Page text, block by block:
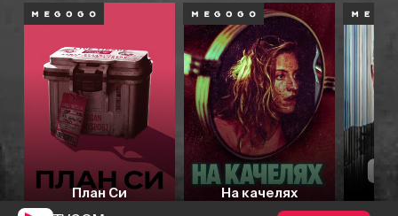
План Си На качелях